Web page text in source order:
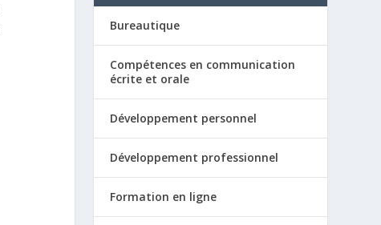
Bureautique
Compétences en communication
écrite et orale
Développement personnel
Développement professionnel
Formation en ligne